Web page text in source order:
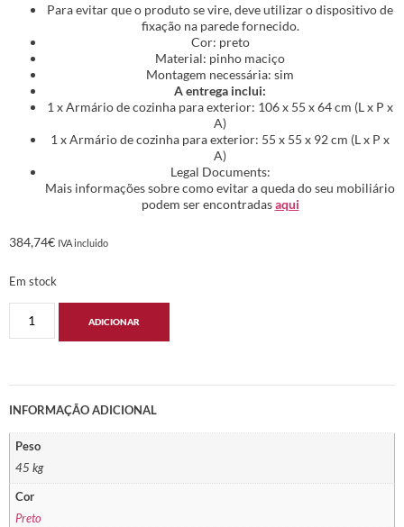
Para evitar que o produto se vire, deve utilizar o dispositivo de
fixação na parede fornecido.
Cor: preto
Material: pinho maciço
Montagem necessária: sim
A entrega inclui:
1 x Armário de cozinha para exterior: 106 x 55 x 64 cm (L x P x
A)
1 x Armário de cozinha para exterior: 55 x 55 x 92 cm (L x P x
A)
Legal Documents:
Mais informações sobre como evitar a queda do seu mobiliário
podem ser encontradasaqui
384,74€ IVA incluido
Em stock
ADICIONAR
INFORMAÇÃO ADICIONAL
Peso
45 kg
Cor
Preto